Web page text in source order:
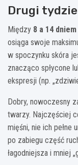
Drugi
Między 8 a 14 dniem
osiąga swoje
w spoczynku skóra
znacząco spłycone
ekspresji (np.
Dobry, nowoczesny
twarzy. Najczęściej
mięśni, nie ich pełne
po zabiegu część
łagodniejsza i mniej